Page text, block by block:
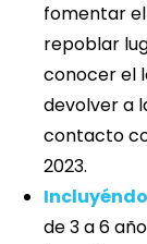
fomentar
repoblar
conocer el
devolver a
contacto
2023.
de 3 a 6